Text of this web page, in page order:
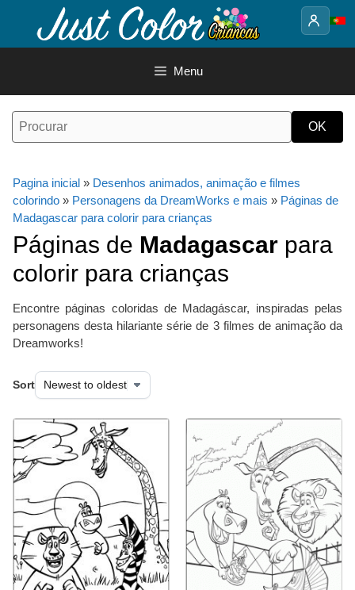
o
Menu
Pagina inicial » Desenhos animados, animação e filmes
colorindo » Personagens da DreamWorks e mais » Páginas de
Madagascar para colorir para crianças
Páginas de Madagascar para
colorir para crianças
Encontre páginas coloridas de Madagáscar, inspiradas pelas
personagens desta hilariante série de 3 filmes de animação da
Dreamworks!
Sort